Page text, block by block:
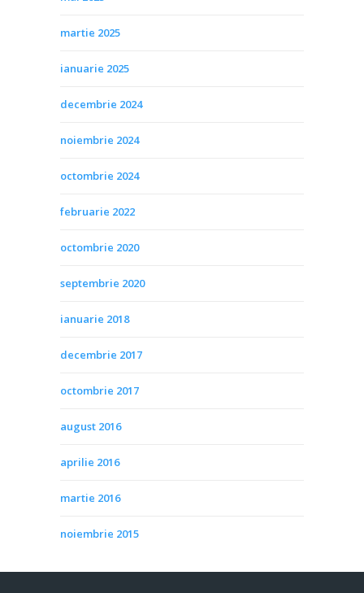
martie 2025
ianuarie 2025
decembrie 2024
noiembrie 2024
octombrie 2024
februarie 2022
octombrie 2020
septembrie 2020
ianuarie 2018
decembrie 2017
octombrie 2017
august 2016
aprilie 2016
martie 2016
noiembrie 2015